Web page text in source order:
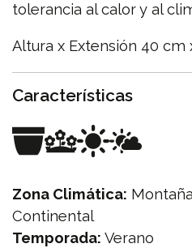
tolerancia al calor y al
Altura x Extensión 40 cm
Características
Zona Climática:
Continental
Temporada: Verano